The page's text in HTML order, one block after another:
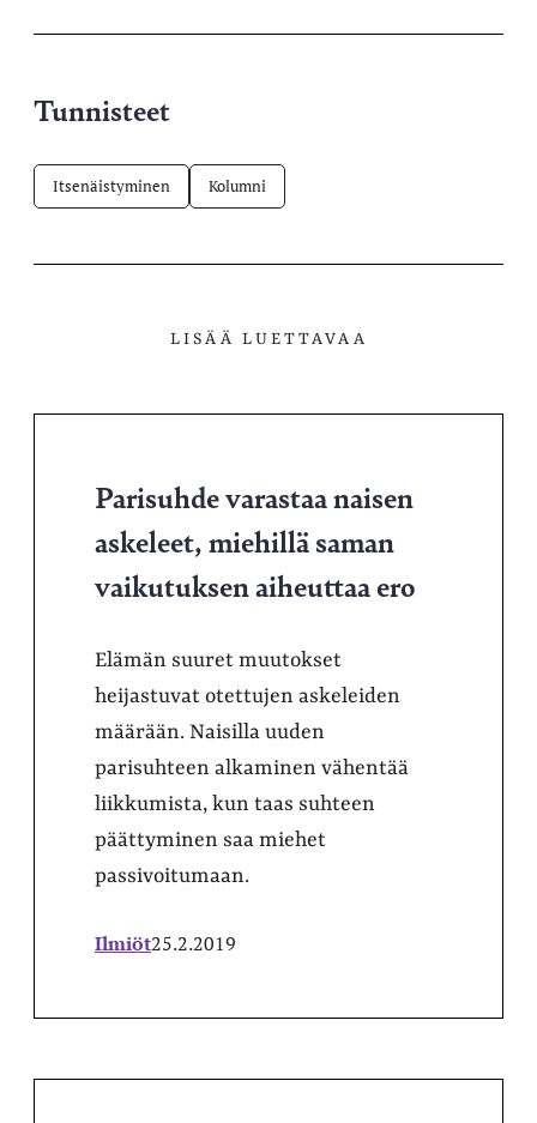
Tunnisteet
Itsenäistyminen Kolumni
LISÄÄ LUETTAVAA
Parisuhde varastaa naisen
askeleet, miehillä saman
vaikutuksen aiheuttaa ero
Elämän suuret muutokset
heijastuvat otettujen askeleiden
määrään. Naisilla uuden
parisuhteen alkaminen vähentää
liikkumista, kun taas suhteen
päättyminen saa miehet
passivoitumaan.
Ilmiöt25.2.2019